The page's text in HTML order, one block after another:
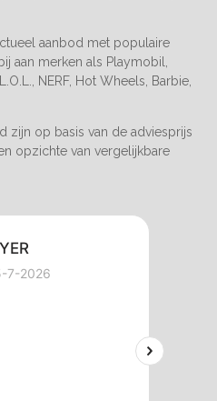
aanbod met populaire
aan merken als Playmobil,
NERF, Hot Wheels, Barbie,
zijn op basis van de adviesprijs
opzichte van vergelijkbare